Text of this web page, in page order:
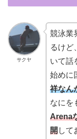
サクヤ
競泳業
るけど
いて話
始めに
祥なん
なにを
Arena
開して